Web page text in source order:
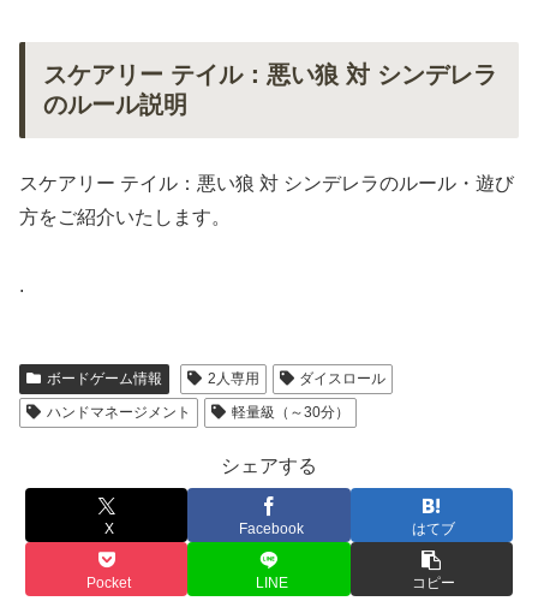
スケアリー テイル：悪い狼 対 シンデレラ
のルール説明
スケアリー テイル：悪い狼 対 シンデレラのルール・遊び
方をご紹介いたします。
.
ボードゲーム情報 2人専用
ダイスロール
ハンドマネージメント
軽量級（～30分）
シェアする
X Facebook はてブ
Pocket LINE コピー